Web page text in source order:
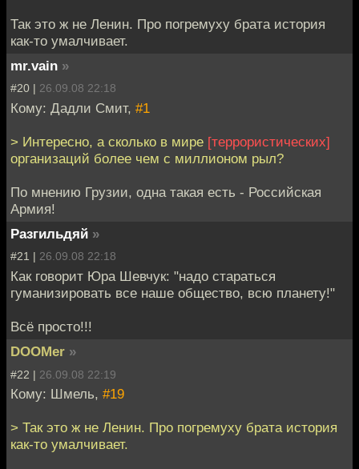
Так это ж не Ленин. Про погремуху брата история
как-то умалчивает.
mr.vain »
#20 | 26.09.08 22:18
Кому: Дадли Смит, #1
> Интересно, а сколько в мире [террористических]
организаций более чем с миллионом рыл?
По мнению Грузии, одна такая есть - Российская
Армия!
Разгильдяй »
#21 | 26.09.08 22:18
Как говорит Юра Шевчук: "надо стараться
гуманизировать все наше общество, всю планету!"
Всё просто!!!
DOOMer »
#22 | 26.09.08 22:19
Кому: Шмель, #19
> Так это ж не Ленин. Про погремуху брата история
как-то умалчивает.